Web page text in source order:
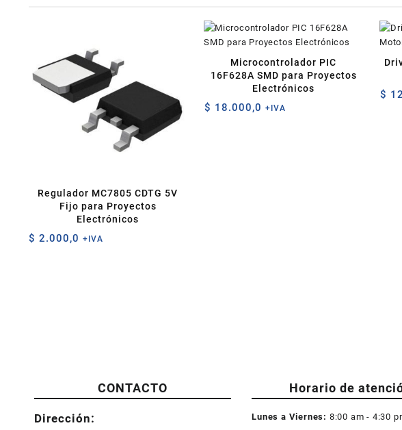
Regulador MC7805 CDTG 5V
Fijo para Proyectos
Electrónicos
$ 2.000,0 +IVA
Microcontrolador PIC
16F628A SMD para Proyectos
Electrónicos
$ 18.000,0 +IVA
$
CONTACTO
Dirección:
Horario de
Lunes a Viernes: 8:00 am - 4:30